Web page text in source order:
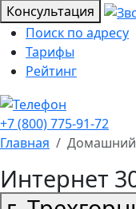
Консультация
Поиск по адресу
Тарифы
Рейтинг
+7 (800) 775-91-72
Главная
Домашний
Интернет